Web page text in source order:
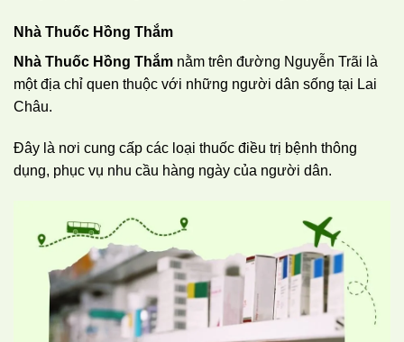
Nhà Thuốc Hồng Thắm
Nhà Thuốc Hồng Thắm nằm trên đường Nguyễn Trãi là
một địa chỉ quen thuộc với những người dân sống tại Lai
Châu.
Đây là nơi cung cấp các loại thuốc điều trị bệnh thông
dụng, phục vụ nhu cầu hàng ngày của người dân.